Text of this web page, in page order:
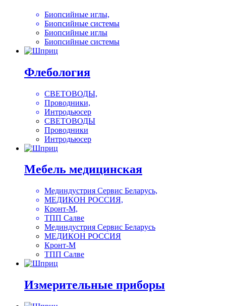
Биопсийные иглы,
Биопсийные системы
Биопсийные иглы
Биопсийные системы
Флебология
СВЕТОВОДЫ,
Проводники,
Интродьюсер
СВЕТОВОДЫ
Проводники
Интродьюсер
Мебель медицинская
Мединдустрия Сервис Беларусь,
МЕДИКОН РОССИЯ,
Кронт-М,
ТПП Салве
Мединдустрия Сервис Беларусь
МЕДИКОН РОССИЯ
Кронт-М
ТПП Салве
Измерительные приборы